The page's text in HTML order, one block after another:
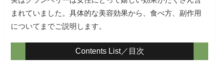
まれていました。具体的な美容効果から、食べ方、副作用
についてまでご説明します。
Contents List／目次